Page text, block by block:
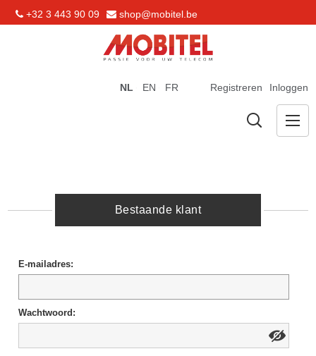
+32 3 443 90 09 shop@mobitel.be
Registreren Inloggen
NL EN FR
Bestaande klant
E-mailadres:
Wachtwoord: